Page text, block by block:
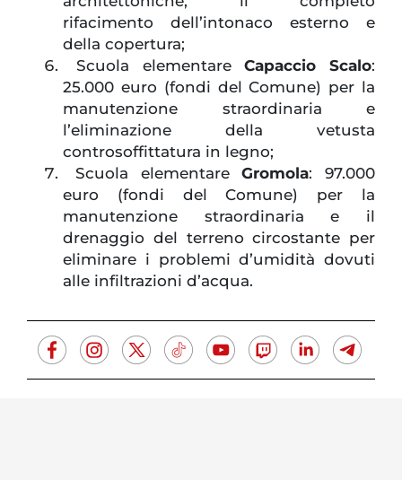
rifacimento dell’intonaco esterno e
della copertura;
Scuola elementareCapaccio Scalo:
25.000 euro (fondi del Comune) per la
manutenzione straordinaria e
l’eliminazione della vetusta
controsoffittatura in legno;
Scuola elementareGromola: 97.000
euro (fondi del Comune) per la
manutenzione straordinaria e il
drenaggio del terreno circostante per
eliminare i problemi d’umidità dovuti
alle infiltrazioni d’acqua.